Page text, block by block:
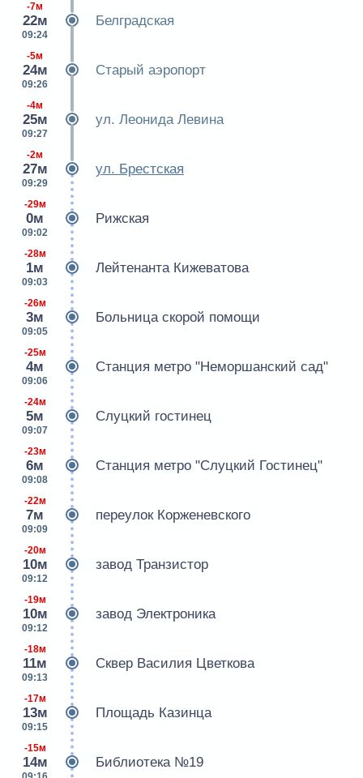
-7м
22м
09:24
Белградская
-5м
24м
09:26
Старый аэропорт
-4м
25м
09:27
ул. Леонида Левина
-2м
27м
09:29
ул. Брестская
-29м
0м
09:02
Рижская
-28м
1м
09:03
Лейтенанта Кижеватова
-26м
3м
09:05
Больница скорой помощи
-25м
4м
09:06
Станция метро "Неморшанский сад"
-24м
5м
09:07
Слуцкий гостинец
-23м
6м
09:08
Станция метро "Слуцкий Гостинец"
-22м
7м
09:09
переулок Корженевского
-20м
10м
09:12
завод Транзистор
-19м
10м
09:12
завод Электроника
-18м
11м
09:13
Сквер Василия Цветкова
-17м
13м
09:15
Площадь Казинца
-15м
14м Библиотека №19